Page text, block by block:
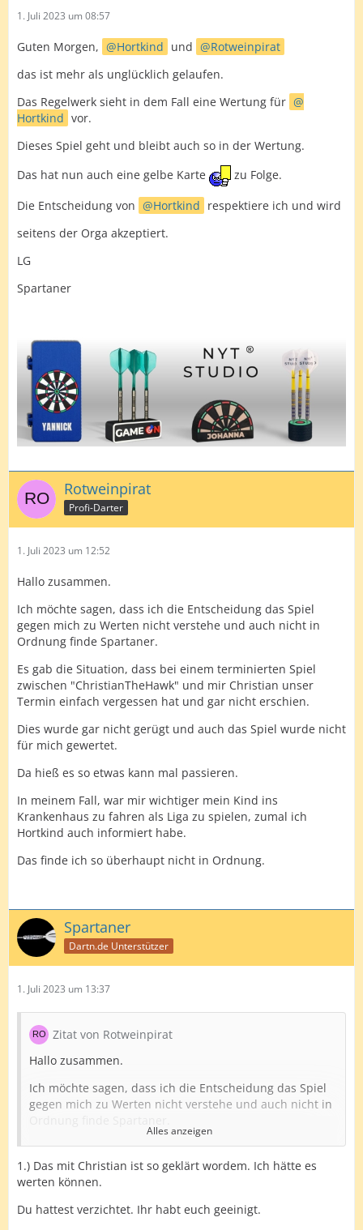
1. Juli 2023 um 08:57
Guten Morgen, Hortkind und
Rotweinpirat
das ist mehr als unglücklich gelaufen.
Das Regelwerk sieht in dem Fall eine Wertung für
Hortkind vor.
Dieses Spiel geht und bleibt auch so in der Wertung.
Das hat nun auch eine gelbe Karte
zu Folge.
Die Entscheidung von Hortkind respektiere ich und wird
seitens der Orga akzeptiert.
LG
Spartaner
Rotweinpirat
Profi-Darter
1. Juli 2023 um 12:52
Hallo zusammen.
Ich möchte sagen, dass ich die Entscheidung das Spiel
gegen mich zu Werten nicht verstehe und auch nicht in
Ordnung finde Spartaner.
Es gab die Situation, dass bei einem terminierten Spiel
zwischen "ChristianTheHawk" und mir Christian unser
Termin einfach vergessen hat und gar nicht erschien.
Dies wurde gar nicht gerügt und auch das Spiel wurde nicht
für mich gewertet.
Da hieß es so etwas kann mal passieren.
In meinem Fall, war mir wichtiger mein Kind ins
Krankenhaus zu fahren als Liga zu spielen, zumal ich
Hortkind auch informiert habe.
Das finde ich so überhaupt nicht in Ordnung.
Spartaner
Dartn.de Unterstützer
1. Juli 2023 um 13:37
Zitat von Rotweinpirat
Hallo zusammen.
Ich möchte sagen, dass ich die Entscheidung das Spiel
gegen mich zu Werten nicht verstehe und auch nicht in
Es gab die Situation, dass bei einem terminierten Spiel
zwischen "ChristianTheHawk" und mir Christian unser
Termin einfach vergessen hat und gar nicht erschien.
Dies wurde gar nicht gerügt und auch das Spiel wurde
Alles anzeigen
1.) Das mit Christian ist so geklärt wordem. Ich hätte es
werten können.
Du hattest verzichtet. Ihr habt euch geeinigt.